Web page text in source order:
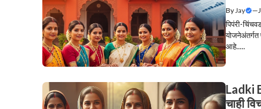
By Jay —
पिपंरी-
योजनेअंतर्गत
आहे.....
Ladki
चाही